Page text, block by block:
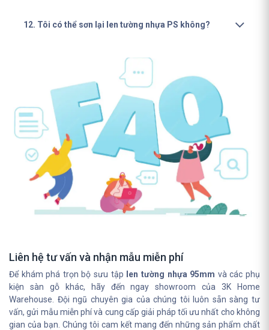
12. Tôi có thể sơn lại len tường nhựa PS không?
Liên hệ tư vấn và nhận mẫu miễn phí
Để khám phá trọn bộ sưu tập len tường nhựa 95mm và các phụ
kiện sàn gỗ khác, hãy đến ngay showroom của 3K Home
Warehouse. Đội ngũ chuyên gia của chúng tôi luôn sẵn sàng tư
vấn, gửi mẫu miễn phí và cung cấp giải pháp tối ưu nhất cho không
gian của bạn. Chúng tôi cam kết mang đến những sản phẩm chất